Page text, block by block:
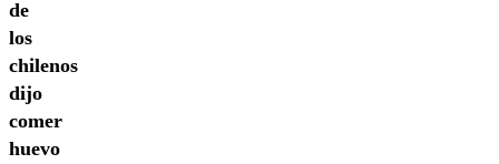
de
los
chilenos
dijo
comer
huevo